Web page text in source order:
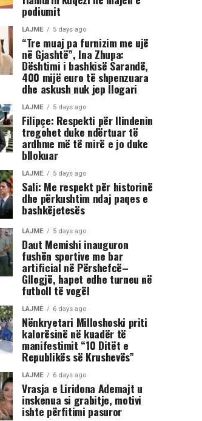
podiumit
LAJME 5 days ago
“Tre muaj pa furnizim me ujë
në Gjashtë”, Ina Zhupa:
Dështimi i bashkisë Sarandë,
400 mijë euro të shpenzuara
dhe askush nuk jep llogari
LAJME 5 days ago
Filipçe: Respekti për Ilindenin
tregohet duke ndërtuar të
ardhme më të mirë e jo duke
bllokuar
LAJME 5 days ago
Sali: Me respekt për historinë
dhe përkushtim ndaj paqes e
bashkëjetesës
LAJME 5 days ago
Daut Memishi inauguron
fushën sportive me bar
artificial në Përshefcë–
Gllogjë, hapet edhe turneu në
futboll të vogël
LAJME 6 days ago
Nënkryetari Milloshoski priti
kalorësinë në kuadër të
manifestimit “10 Ditët e
Republikës së Krushevës”
LAJME 6 days ago
Vrasja e Liridona Ademajt u
inskenua si grabitje, motivi
ishte përfitimi pasuror